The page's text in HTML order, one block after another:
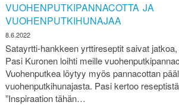
VUOHENPUTKIPANNACOTTA JA
VUOHENPUTKIHUNAJAA
8.6.2022
Satayrtti-hankkeen yrttireseptit saivat
Pasi Kuronen loihti meille
Vuohenputkea löytyy myös pannacottan
vuohenputkihunajasta. Pasi kertoo
”Inspiraation tähän…